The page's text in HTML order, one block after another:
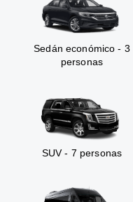
Sedán económico - 3
personas
SUV - 7 personas